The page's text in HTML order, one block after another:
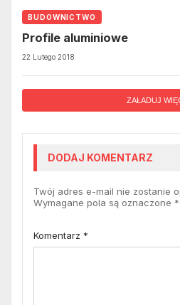
BUDOWNICTWO
Profile aluminiowe
22 Lutego 2018
ZAŁADUJ
DODAJ KOMENTARZ
Twój adres e-mail nie zostanie
Wymagane pola są oznaczone *
Komentarz *